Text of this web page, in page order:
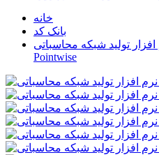
خانه
بانک کد
تولید شبکه محاسباتی
Pointwise